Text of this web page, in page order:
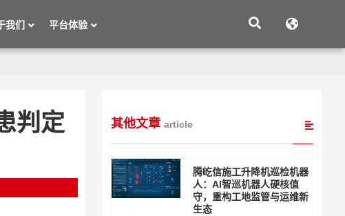
我们 平台体验
判定
其他文章 article
腾屹信施工升降机巡检机器
人：AI智巡机器人硬核值
守，重构工地监管与运维新
生态